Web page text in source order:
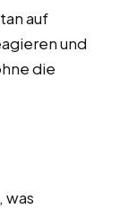
auf
und
die
was